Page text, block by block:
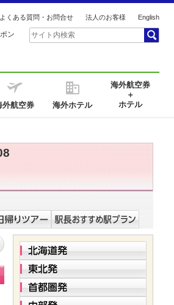
よくある質問・お問合せ 法人のお客様 English
ン
外航空券 海外ホテル
海外航空券
＋
ホテル